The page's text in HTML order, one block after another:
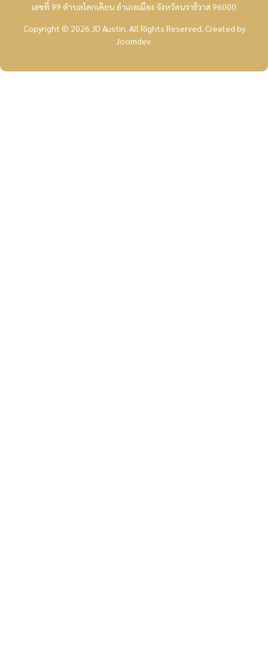
เลขที่ 99 ตำบลโคกเคียน อำเภอเมือง จังหวัดนราธิวาส 96000
Copyright © 2026 JD Austin. All Rights Reserved. Created by
Joomdev.